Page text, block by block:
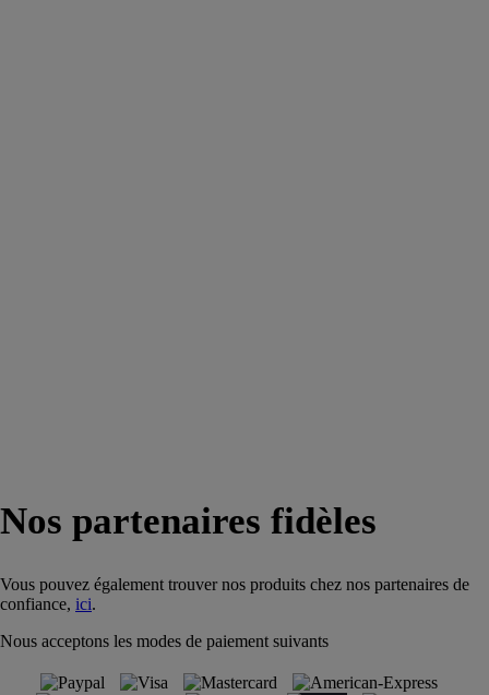
Nos partenaires fidèles
Vous pouvez également trouver nos produits chez nos partenaires de
confiance, ici.
Nous acceptons les modes de paiement suivants